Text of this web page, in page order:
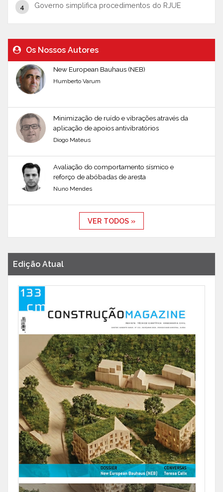
Governo simplifica procedimentos do RJUE
Os Nossos Autores
New European Bauhaus (NEB)
Humberto Varum
Minimização de ruído e vibrações através da
aplicação de apoios antivibratórios
Diogo Mateus
Avaliação do comportamento sísmico e
reforço de abóbadas de aresta
Nuno Mendes
VER TODOS »
Edição Atual